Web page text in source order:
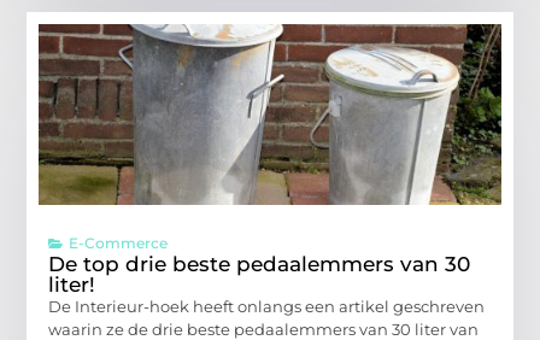
E-Commerce
De top drie beste pedaalemmers van 30
liter!
De Interieur-hoek heeft onlangs een artikel geschreven
waarin ze de drie beste pedaalemmers van 30 liter van